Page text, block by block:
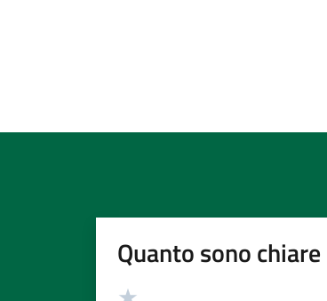
Quanto sono
Valutazione